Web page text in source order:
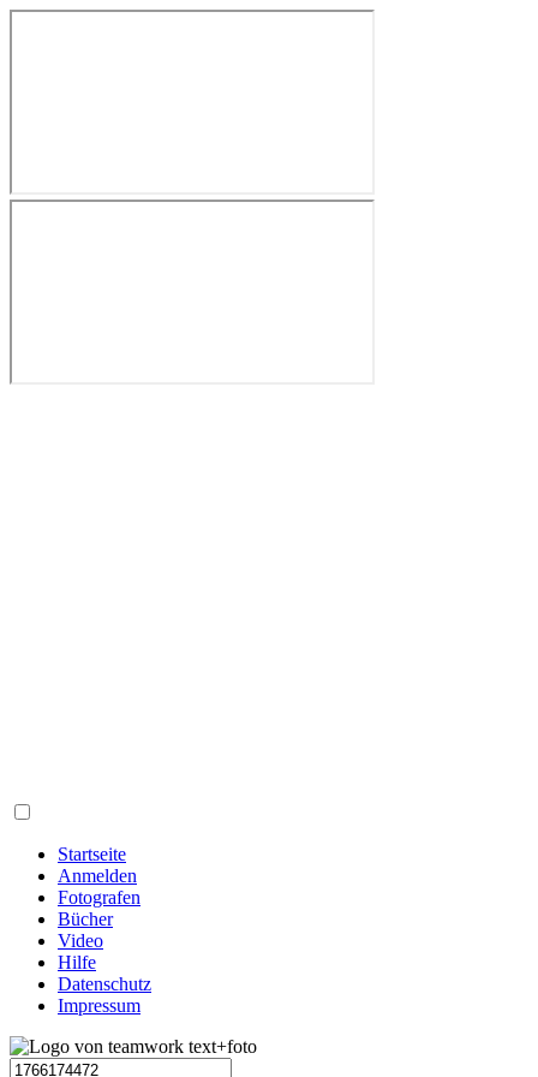
Startseite
Anmelden
Fotografen
Bücher
Video
Hilfe
Datenschutz
Impressum